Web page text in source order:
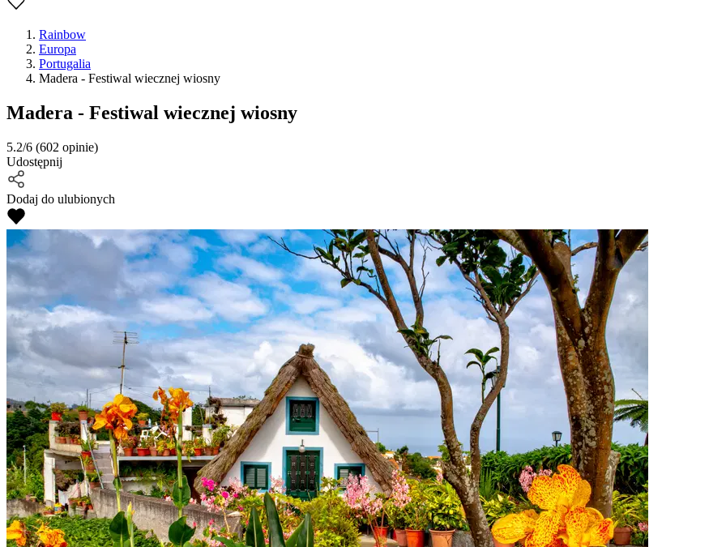
Rainbow
Europa
Portugalia
Madera - Festiwal wiecznej wiosny
Madera - Festiwal wiecznej wiosny
5.2/6 (602 opinie)
Udostępnij
Dodaj do ulubionych